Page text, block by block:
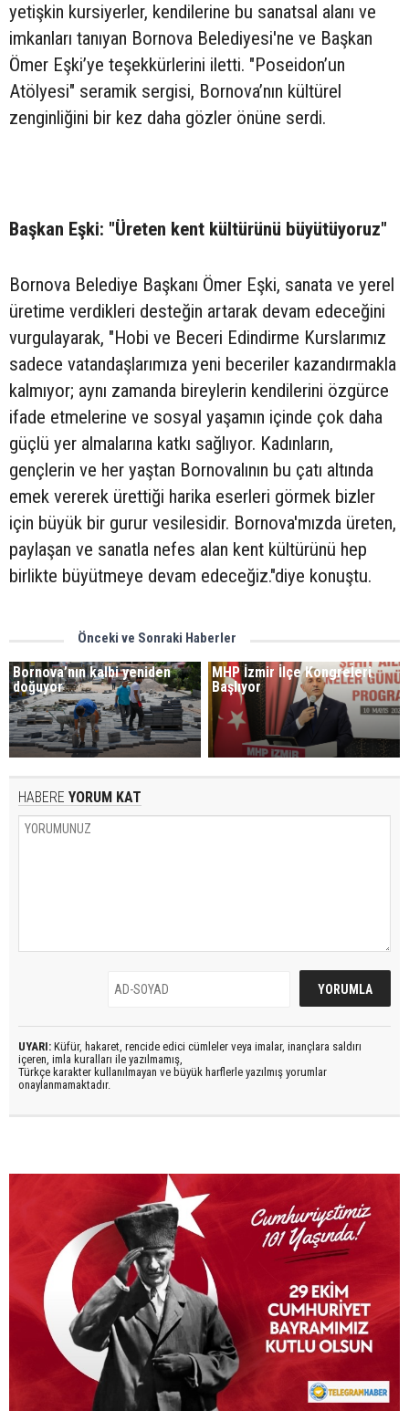
yetişkin kursiyerler, kendilerine bu sanatsal alanı ve
imkanları tanıyan Bornova Belediyesi'ne ve Başkan
Ömer Eşki’ye teşekkürlerini iletti. "Poseidon’un
Atölyesi" seramik sergisi, Bornova’nın kültürel
zenginliğini bir kez daha gözler önüne serdi.
Başkan Eşki: "Üreten kent kültürünü büyütüyoruz"
Bornova Belediye Başkanı Ömer Eşki, sanata ve yerel
üretime verdikleri desteğin artarak devam edeceğini
vurgulayarak, "Hobi ve Beceri Edindirme Kurslarımız
sadece vatandaşlarımıza yeni beceriler kazandırmakla
kalmıyor; aynı zamanda bireylerin kendilerini özgürce
ifade etmelerine ve sosyal yaşamın içinde çok daha
güçlü yer almalarına katkı sağlıyor. Kadınların,
gençlerin ve her yaştan Bornovalının bu çatı altında
emek vererek ürettiği harika eserleri görmek bizler
için büyük bir gurur vesilesidir. Bornova'mızda üreten,
paylaşan ve sanatla nefes alan kent kültürünü hep
birlikte büyütmeye devam edeceğiz."diye konuştu.
Önceki ve Sonraki Haberler
Bornova’nın kalbi yeniden
doğuyor
MHP İzmir İlçe Kongreleri
Başlıyor
HABERE YORUM KAT
UYARI: Küfür, hakaret, rencide edici cümleler veya imalar, inançlara saldırı
içeren, imla kuralları ile yazılmamış,
Türkçe karakter kullanılmayan ve büyük harflerle yazılmış yorumlar
onaylanmamaktadır.